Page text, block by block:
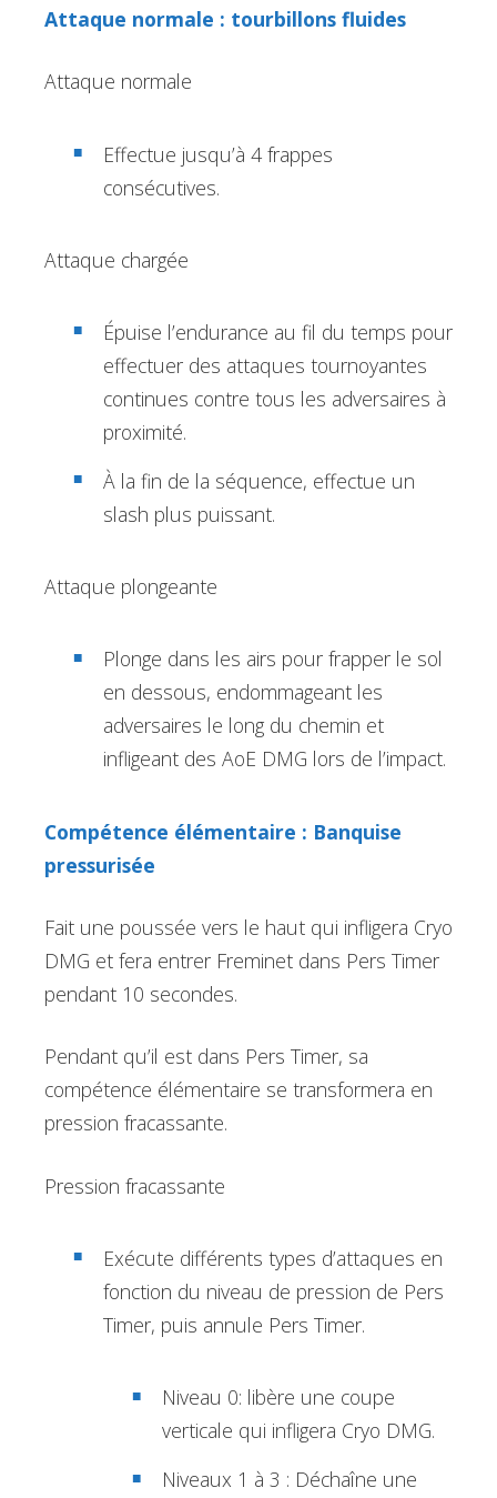
Attaque normale : tourbillons fluides
Attaque normale
Effectue jusqu’à 4 frappes
consécutives.
Attaque chargée
Épuise l’endurance au fil du temps pour
effectuer des attaques tournoyantes
continues contre tous les adversaires à
proximité.
À la fin de la séquence, effectue un
slash plus puissant.
Attaque plongeante
Plonge dans les airs pour frapper le sol
en dessous, endommageant les
adversaires le long du chemin et
infligeant des AoE DMG lors de l’impact.
Compétence élémentaire : Banquise
pressurisée
Fait une poussée vers le haut qui infligera Cryo
DMG et fera entrer Freminet dans Pers Timer
pendant 10 secondes.
Pendant qu’il est dans Pers Timer, sa
compétence élémentaire se transformera en
pression fracassante.
Pression fracassante
Exécute différents types d’attaques en
fonction du niveau de pression de Pers
Timer, puis annule Pers Timer.
Niveau 0: libère une coupe
verticale qui infligera Cryo DMG.
Niveaux 1 à 3 : Déchaîne une